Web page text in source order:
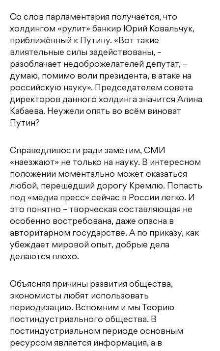
Со слов парламентария получается, что
холдингом «рулит» банкир Юрий Ковальчук,
приближённый к Путину. «Вот такие
влиятельные силы задействованы, –
разоблачает недоброжелателей депутат, –
думаю, помимо воли президента, в атаке на
российскую науку». Председателем совета
директоров данного холдинга значится Алина
Кабаева. Неужели опять во всём виноват
Путин?
Справедливости ради заметим, СМИ
«наезжают» не только на науку. В интересном
положении моментально может оказаться
любой, перешедший дорогу Кремлю. Попасть
под «медиа пресс» сейчас в России легко. И
это понятно – творческая составляющая не
особенно востребована, даже опасна в
авторитарном государстве. А по приказу, как
убеждает мировой опыт, добрые дела
делаются плохо.
Объясняя причины развития общества,
экономисты любят использовать
периодизацию. Вспомним и мы Теорию
постиндустриального общества. В
постиндустриальном периоде основным
ресурсом является информация, а в